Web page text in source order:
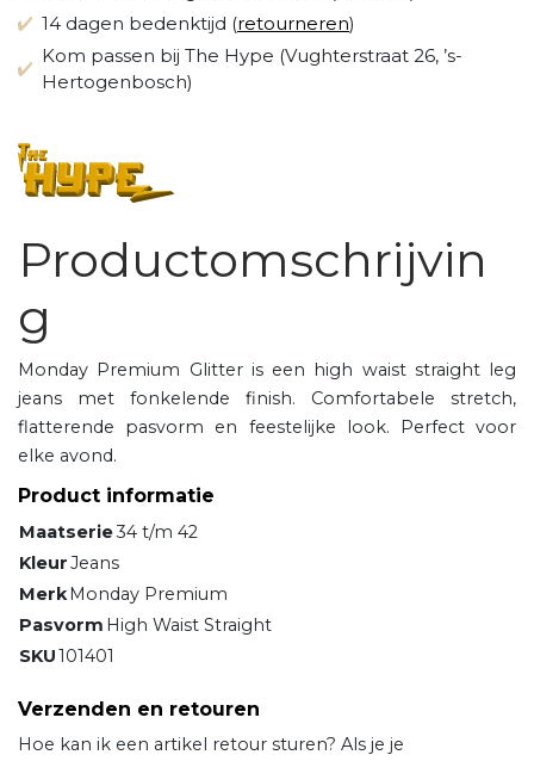
14 dagen bedenktijd (retourneren)
Kom passen bij The Hype (Vughterstraat 26, ’s-
Hertogenbosch)
Productomschrijvin
g
Monday Premium Glitter is een high waist straight leg
jeans met fonkelende finish. Comfortabele stretch,
flatterende pasvorm en feestelijke look. Perfect voor
elke avond.
Product informatie
Maatserie34 t/m 42
KleurJeans
MerkMonday Premium
Pasvorm High Waist Straight
SKU101401
Verzenden en retouren
Hoe kan ik een artikel retour sturen? Als je je